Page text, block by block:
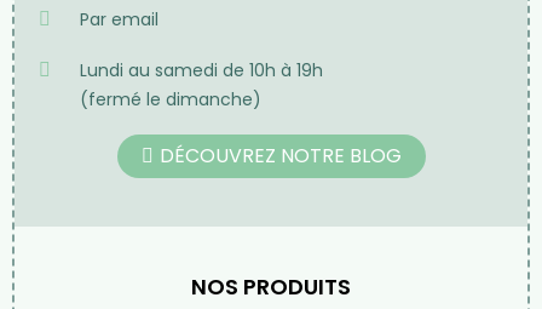
Par email
Lundi au samedi de 10h à 19h
(fermé le dimanche)
DÉCOUVREZ NOTRE BLOG
NOS PRODUITS